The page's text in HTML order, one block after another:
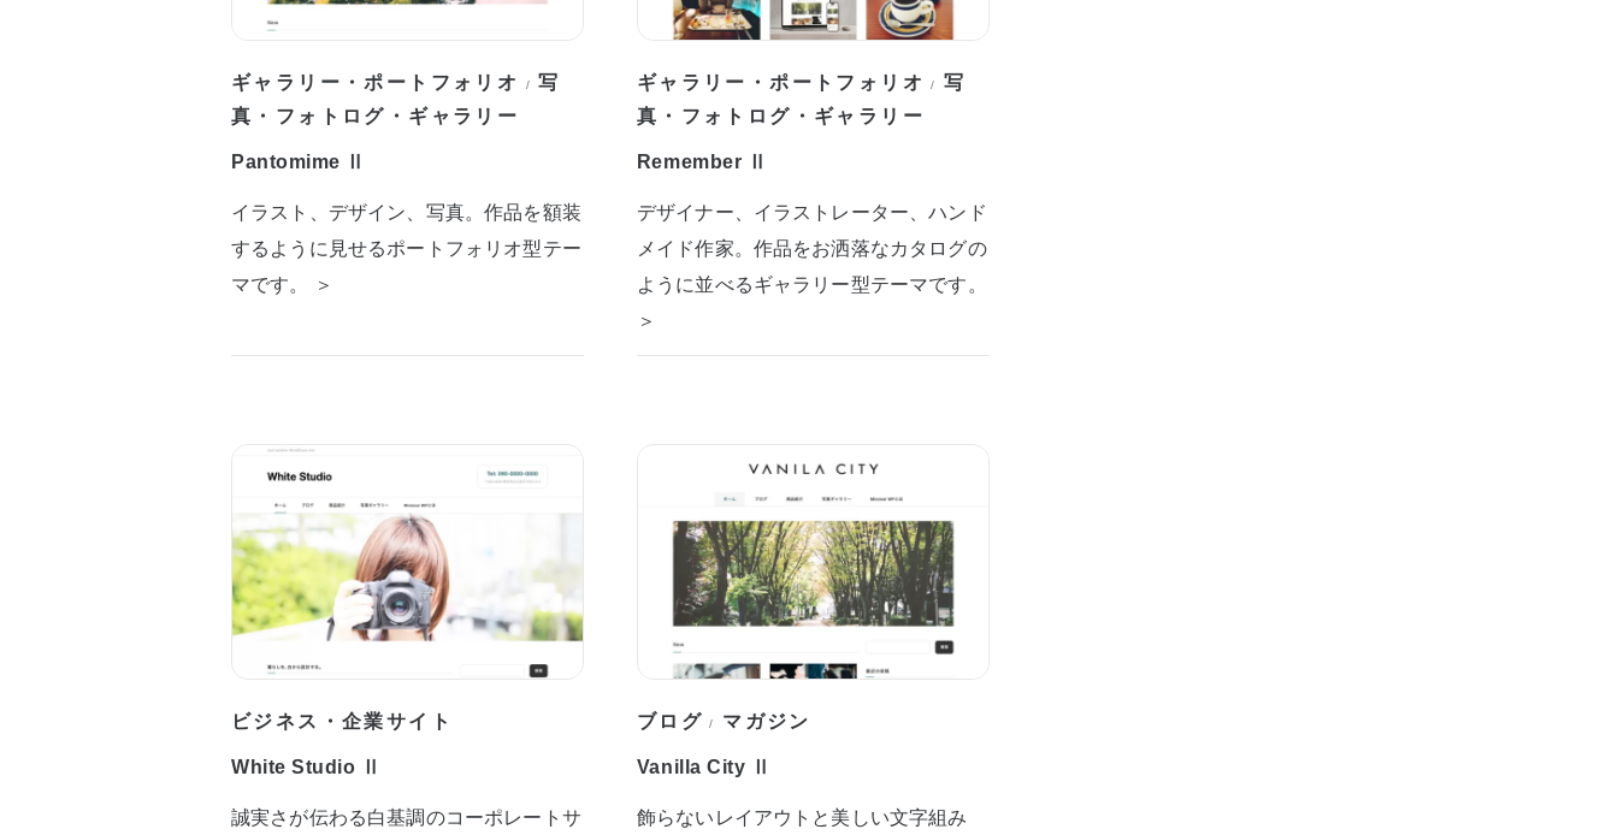
ギャラリー・ポートフォリオ /写
真・フォトログ・ギャラリー
Pantomime Ⅱ
イラスト、デザイン、写真。作品を額装
するように見せるポートフォリオ型テー
マです。 ＞
ギャラリー・ポートフォリオ /写
真・フォトログ・ギャラリー
Remember Ⅱ
デザイナー、イラストレーター、ハンド
メイド作家。作品をお洒落なカタログの
ように並べるギャラリー型テーマです。
＞
ビジネス・企業サイト
White Studio Ⅱ
誠実さが伝わる白基調のコーポレートサ
ブログ / マガジン
Vanilla City Ⅱ
飾らないレイアウトと美しい文字組み